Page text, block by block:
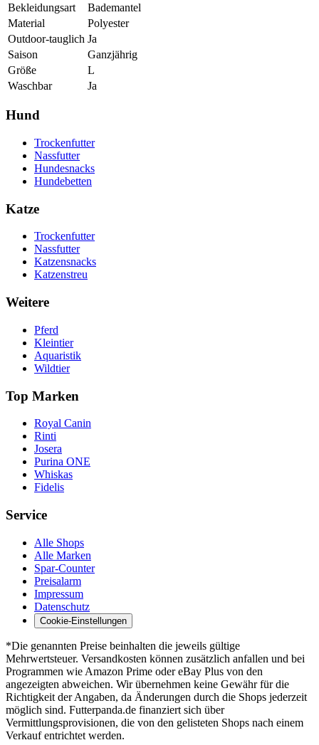
Bekleidungsart
Bademantel
Material
Polyester
Outdoor-tauglich Ja
Saison
Ganzjährig
Größe
L
Waschbar
Ja
Hund
Trockenfutter
Nassfutter
Hundesnacks
Hundebetten
Katze
Trockenfutter
Nassfutter
Katzensnacks
Katzenstreu
Weitere
Pferd
Kleintier
Aquaristik
Wildtier
Top Marken
Royal Canin
Rinti
Josera
Purina ONE
Whiskas
Fidelis
Service
Alle Shops
Alle Marken
Spar-Counter
Preisalarm
Impressum
Datenschutz
Cookie-Einstellungen
*Die genannten Preise beinhalten die jeweils gültige
Mehrwertsteuer. Versandkosten können zusätzlich anfallen und bei
Programmen wie Amazon Prime oder eBay Plus von den
angezeigten abweichen. Wir übernehmen keine Gewähr für die
Richtigkeit der Angaben, da Änderungen durch die Shops jederzeit
möglich sind. Futterpanda.de finanziert sich über
Vermittlungsprovisionen, die von den gelisteten Shops nach einem
Verkauf entrichtet werden.